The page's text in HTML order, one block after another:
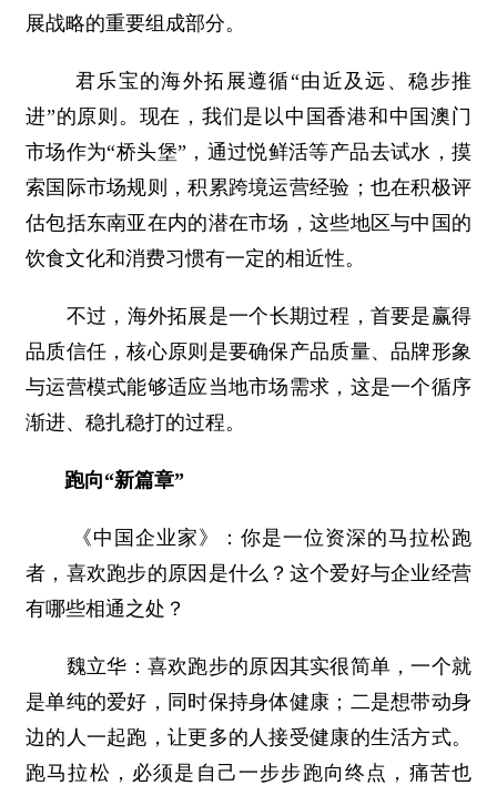
展战略的重要组成部分。
君乐宝的海外拓展遵循“由近及远、稳步推
进”的原则。现在，我们是以中国香港和中国澳门
市场作为“桥头堡”，通过悦鲜活等产品去试水，摸
索国际市场规则，积累跨境运营经验；也在积极评
估包括东南亚在内的潜在市场，这些地区与中国的
饮食文化和消费习惯有一定的相近性。
不过，海外拓展是一个长期过程，首要是赢得
品质信任，核心原则是要确保产品质量、品牌形象
与运营模式能够适应当地市场需求，这是一个循序
渐进、稳扎稳打的过程。
跑向“新篇章”
《中国企业家》：你是一位资深的马拉松跑
者，喜欢跑步的原因是什么？这个爱好与企业经营
有哪些相通之处？
魏立华：喜欢跑步的原因其实很简单，一个就
是单纯的爱好，同时保持身体健康；二是想带动身
边的人一起跑，让更多的人接受健康的生活方式。
跑马拉松，必须是自己一步步跑向终点，痛苦也